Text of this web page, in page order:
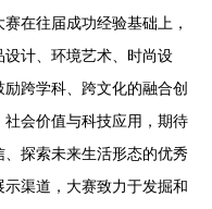
在往届成功经验基础上，
计、环境艺术、时尚设
跨学科、跨文化的融合创
会价值与科技应用，期待
探索未来生活形态的优秀
渠道，大赛致力于发掘和